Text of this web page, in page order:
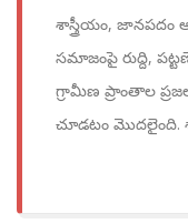
శాస్త్రీయం, జానపదం
సమాజంపై రుద్ది,
గ్రామీణ ప్రాంతాల
చూడటం మొదలైంది.